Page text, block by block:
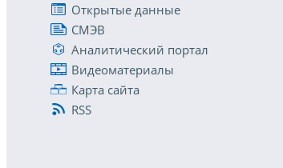
Открытые данные
СМЭВ
Аналитический портал
Видеоматериалы
Карта сайта
RSS